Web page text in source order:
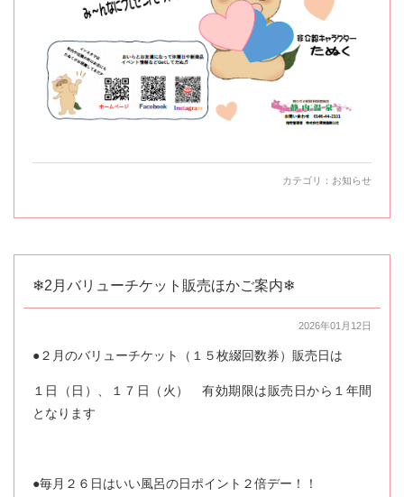
カテゴリ： お知らせ
❄2月バリューチケット販売ほかご案内❄
2026年01月12日
●２月のバリューチケット（１５枚綴回数券）販売日は
１日（日）、１７日（火） 有効期限は販売日から１年間
となります
●毎月２６日はいい風呂の日ポイント２倍デー！！